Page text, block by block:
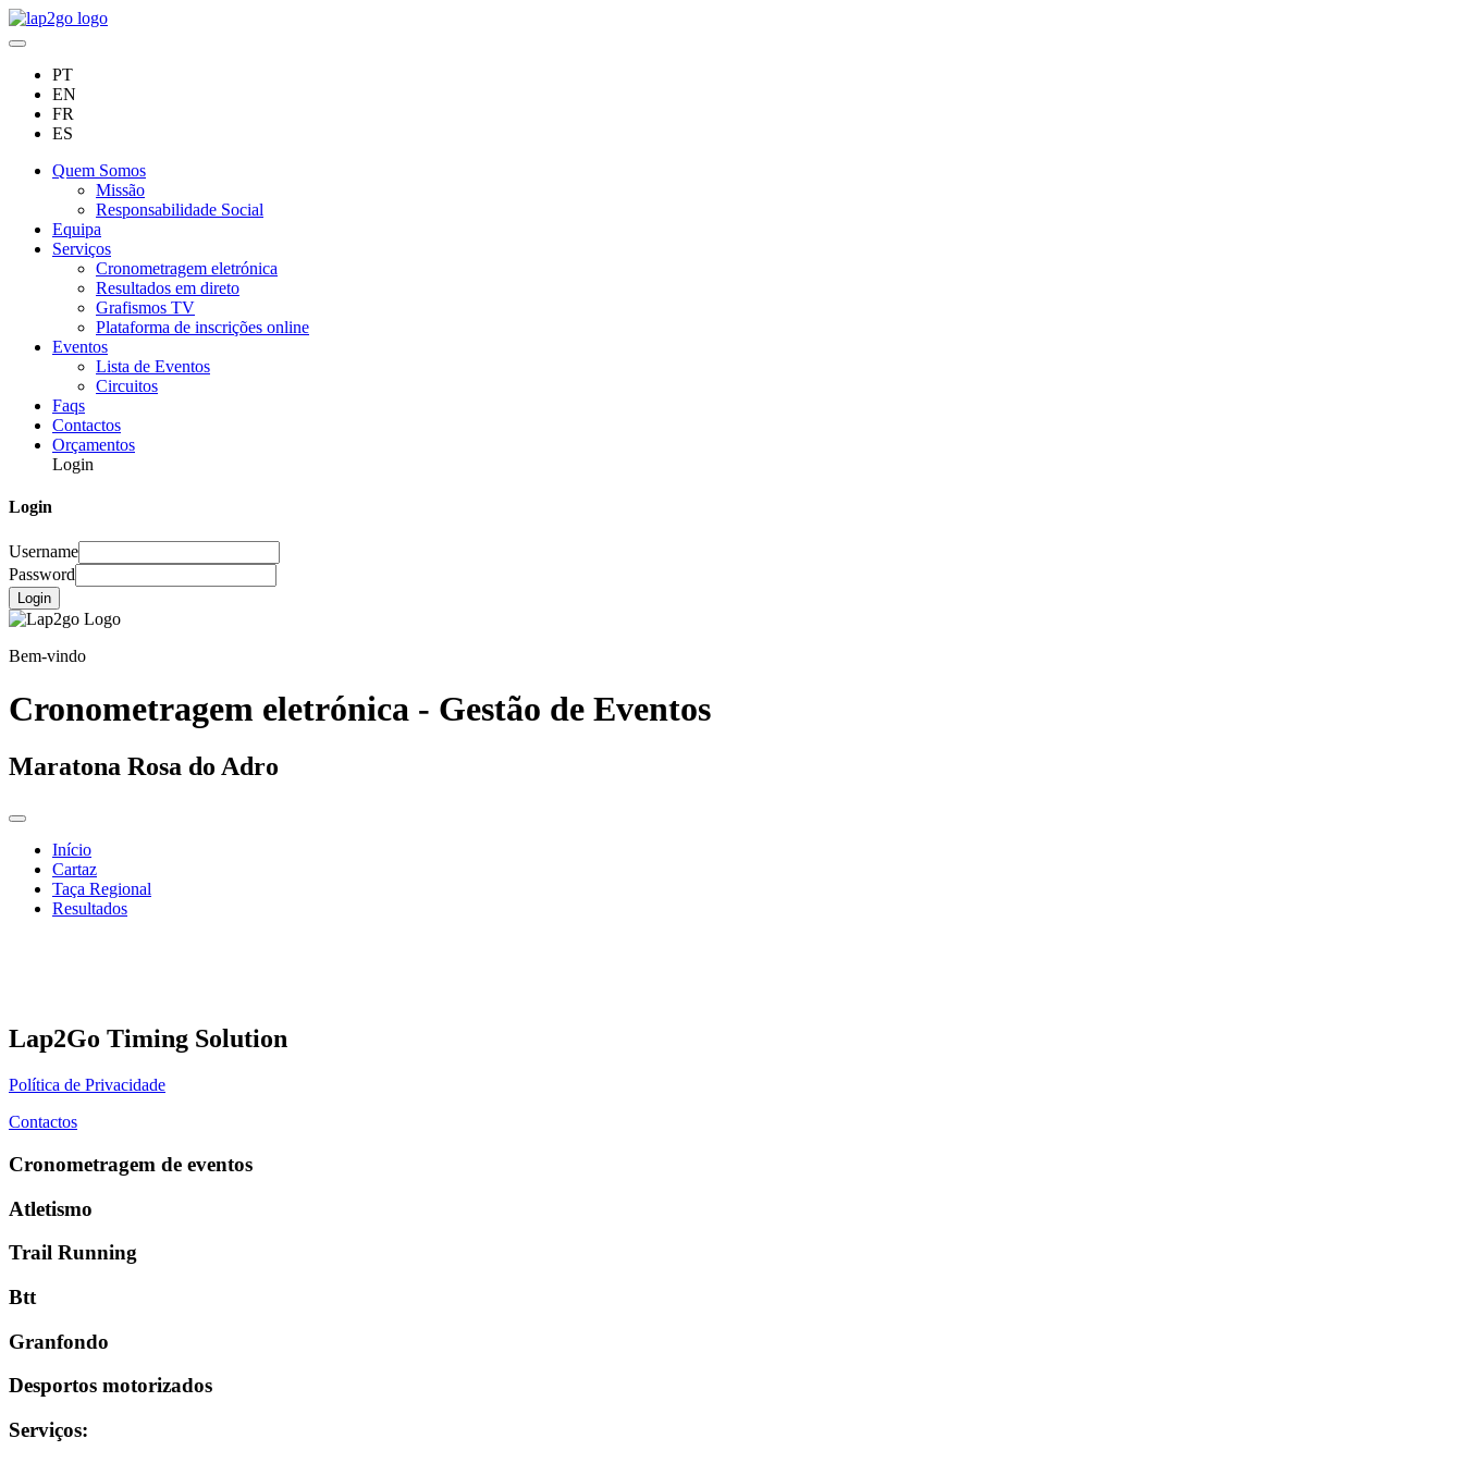
PT
EN
FR
ES
Quem Somos
Missão
Responsabilidade Social
Equipa
Serviços
Cronometragem eletrónica
Resultados em direto
Grafismos TV
Plataforma de inscrições online
Eventos
Lista de Eventos
Circuitos
Faqs
Contactos
Orçamentos
Login
Login
Username
Password
Login
Bem-vindo
Cronometragem eletrónica - Gestão de Eventos
Maratona Rosa do Adro
Início
Cartaz
Taça Regional
Resultados
Lap2Go Timing Solution
Política de Privacidade
Contactos
Cronometragem de eventos
Atletismo
Trail Running
Btt
Granfondo
Desportos motorizados
Serviços: